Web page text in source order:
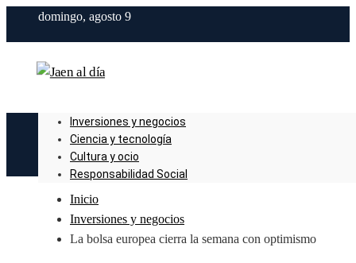
domingo, agosto 9
Inversiones y negocios
Ciencia y tecnología
Cultura y ocio
Responsabilidad Social
Inicio
Inversiones y negocios
La bolsa europea cierra la semana con optimismo